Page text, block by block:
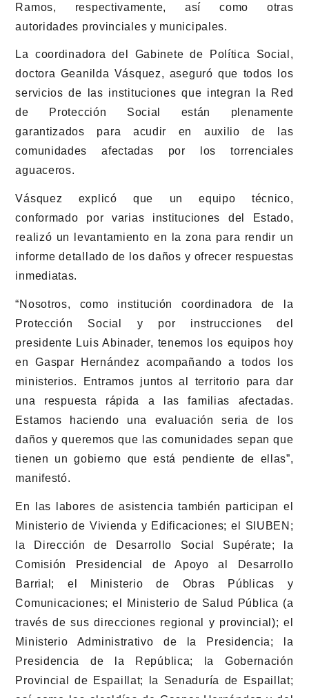
Ramos, respectivamente, así como otras
autoridades provinciales y municipales.
La coordinadora del Gabinete de Política Social,
doctora Geanilda Vásquez, aseguró que todos los
servicios de las instituciones que integran la Red
de Protección Social están plenamente
garantizados para acudir en auxilio de las
comunidades afectadas por los torrenciales
aguaceros.
Vásquez explicó que un equipo técnico,
conformado por varias instituciones del Estado,
realizó un levantamiento en la zona para rendir un
informe detallado de los daños y ofrecer respuestas
inmediatas.
“Nosotros, como institución coordinadora de la
Protección Social y por instrucciones del
presidente Luis Abinader, tenemos los equipos hoy
en Gaspar Hernández acompañando a todos los
ministerios. Entramos juntos al territorio para dar
una respuesta rápida a las familias afectadas.
Estamos haciendo una evaluación seria de los
daños y queremos que las comunidades sepan que
tienen un gobierno que está pendiente de ellas”,
manifestó.
En las labores de asistencia también participan el
Ministerio de Vivienda y Edificaciones; el SIUBEN;
la Dirección de Desarrollo Social Supérate; la
Comisión Presidencial de Apoyo al Desarrollo
Barrial; el Ministerio de Obras Públicas y
Comunicaciones; el Ministerio de Salud Pública (a
través de sus direcciones regional y provincial); el
Ministerio Administrativo de la Presidencia; la
Presidencia de la República; la Gobernación
Provincial de Espaillat; la Senaduría de Espaillat;